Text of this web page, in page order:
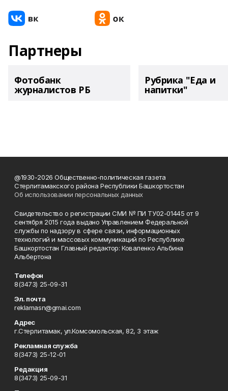
Партнеры
Фотобанк
журналистов РБ
Рубрика "Еда и
напитки"
@1930-2026 Общественно-политическая газета
Стерлитамакского района Республики Башкортостан
Об использовании персональных данных
Свидетельство о регистрации СМИ № ПИ ТУ02-01445 от 9
сентября 2015 года выдано Управлением Федеральной
службы по надзору в сфере связи, информационных
технологий и массовых коммуникаций по Республике
Башкортостан Главный редактор: Коваленко Альбина
Альбертона
Телефон
8(3473) 25-09-31
Эл. почта
reklamasn@gmai.com
Адрес
г.Стерлитамак, ул.Комсомольская, 82, 3 этаж
Рекламная служба
8(3473) 25-12-01
Редакция
8(3473) 25-09-31